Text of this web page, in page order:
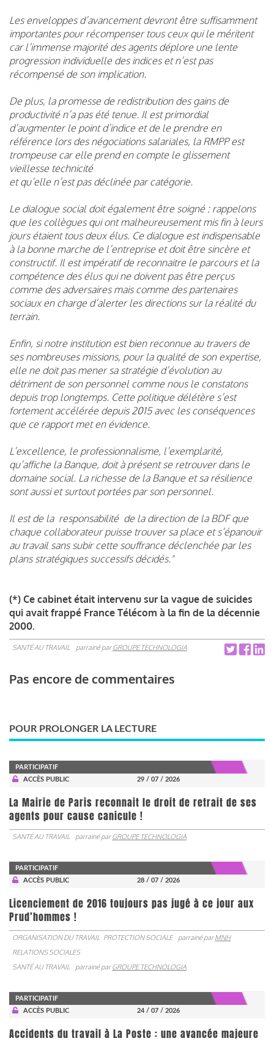
Les enveloppes d’avancement devront être suffisamment
importantes pour récompenser tous ceux qui le méritent
car l’immense majorité des agents déplore une lente
progression individuelle des indices et n’est pas
récompensé de son implication.
De plus, la promesse de redistribution des gains de
productivité n’a pas été tenue. Il est primordial
d’augmenter le point d’indice et de le prendre en
référence lors des négociations salariales, la RMPP est
trompeuse car elle prend en compte le glissement
vieillesse technicité
et qu’elle n’est pas déclinée par catégorie.
Le dialogue social doit également être soigné : rappelons
que les collègues qui ont malheureusement mis fin à leurs
jours étaient tous deux élus. Ce dialogue est indispensable
à la bonne marche de l’entreprise et doit être sincère et
constructif. Il est impératif de reconnaitre le parcours et la
compétence des élus qui ne doivent pas être perçus
comme des adversaires mais comme des partenaires
sociaux en charge d’alerter les directions sur la réalité du
terrain.
Enfin, si notre institution est bien reconnue au travers de
ses nombreuses missions, pour la qualité de son expertise,
elle ne doit pas mener sa stratégie d’évolution au
détriment de son personnel comme nous le constatons
depuis trop longtemps. Cette politique délétère s’est
fortement accélérée depuis 2015 avec les conséquences
que ce rapport met en évidence.
L’excellence, le professionnalisme, l’exemplarité,
qu’affiche la Banque, doit à présent se retrouver dans le
domaine social. La richesse de la Banque et sa résilience
sont aussi et surtout portées par son personnel.
Il est de la responsabilité de la direction de la BDF que
chaque collaborateur puisse trouver sa place et s’épanouir
au travail sans subir cette souffrance déclenchée par les
plans stratégiques successifs décidés."
(*) Ce cabinet était intervenu sur la vague de suicides
qui avait frappé France Télécom à la fin de la décennie
2000.
SANTÉ AU TRAVAIL parrainé parGROUPE TECHNOLOGIA
Pas encore de commentaires
POUR PROLONGER LA LECTURE
PARTICIPATIF
ACCÈS PUBLIC
29 / 07 / 2026
La Mairie de Paris reconnait le droit de retrait de ses
agents pour cause canicule !
SANTÉ AU TRAVAIL parrainé parGROUPE TECHNOLOGIA
PARTICIPATIF
ACCÈS PUBLIC
28 / 07 / 2026
Licenciement de 2016 toujours pas jugé à ce jour aux
Prud’hommes !
ORGANISATION DU TRAVAIL PROTECTION SOCIALE parrainé parMNH
RELATIONS SOCIALES
SANTÉ AU TRAVAIL
parrainé parGROUPE TECHNOLOGIA
PARTICIPATIF
ACCÈS PUBLIC
24 / 07 / 2026
Accidents du travail à La Poste : une avancée majeure